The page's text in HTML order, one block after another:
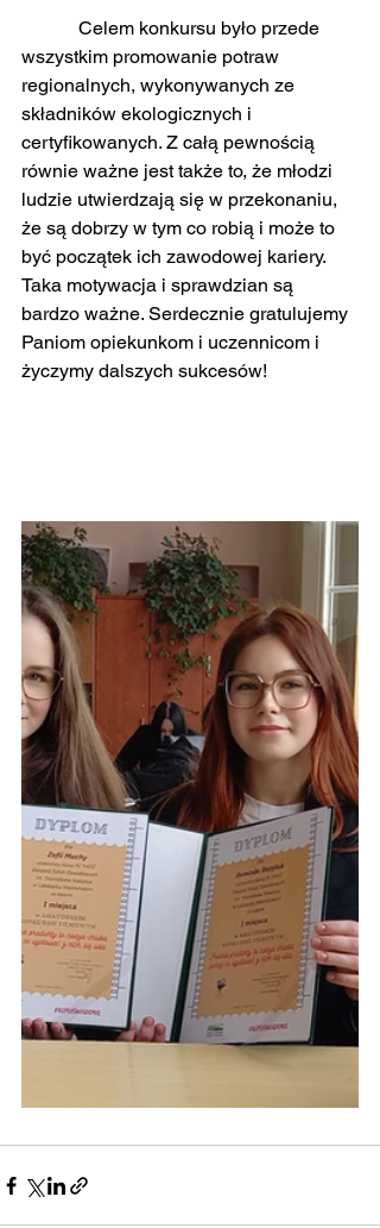
Celem konkursu było przede
wszystkim promowanie potraw
regionalnych, wykonywanych ze
składników ekologicznych i
certyfikowanych. Z całą pewnością
równie ważne jest także to, że młodzi
ludzie utwierdzają się w przekonaniu,
że są dobrzy w tym co robią i może to
być początek ich zawodowej kariery.
Taka motywacja i sprawdzian są
bardzo ważne. Serdecznie gratulujemy
Paniom opiekunkom i uczennicom i
życzymy dalszych sukcesów!